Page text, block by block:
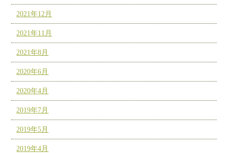
2021年12月
2021年11月
2021年8月
2020年6月
2020年4月
2019年7月
2019年5月
2019年4月